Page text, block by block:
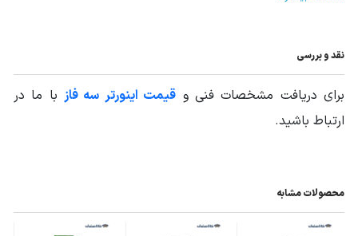
کلید توسط کابل
شبکه
ولتاژ ورودی
نقد و بررسی
برای دریافت مشخصات فنی و قیمت اینورتر سه فازبا ما در
ارتباط باشید.
محصولات مشابه